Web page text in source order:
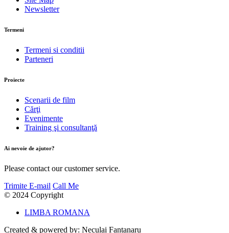
Newsletter
Termeni
Termeni si conditii
Parteneri
Proiecte
Scenarii de film
Cărţi
Evenimente
Training şi consultanţă
Ai nevoie de ajutor?
Please contact our customer service.
Trimite E-mail Call Me
© 2024 Copyright
LIMBA ROMANA
Created & powered by: Neculai Fantanaru